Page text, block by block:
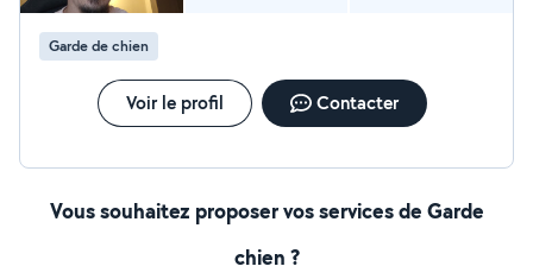
Garde de chien
Voir le profil Contacter
Vous souhaitez proposer vos services de Garde
chien ?